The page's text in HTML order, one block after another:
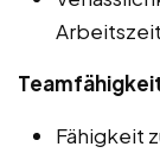
Fähigkeit